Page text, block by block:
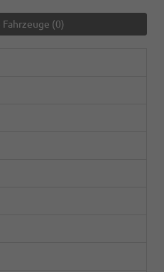
Fahrzeuge (0)